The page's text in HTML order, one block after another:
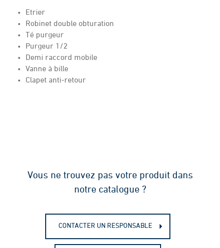
Etrier
Robinet double obturation
Té purgeur
Purgeur 1/2
Demi raccord mobile
Vanne à bille
Clapet anti-retour
Vous ne trouvez pas votre produit dans
notre catalogue ?
CONTACTER UN RESPONSABLE